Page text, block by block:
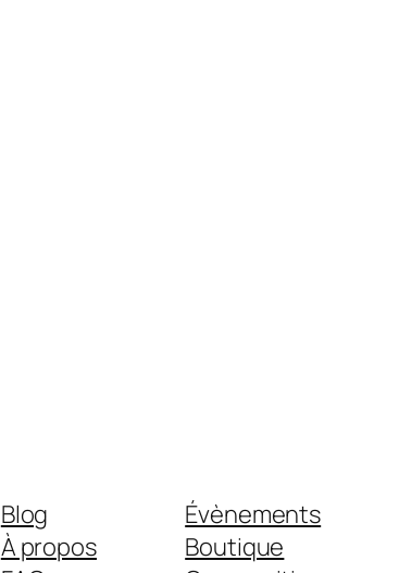
Blog
À propos
Évènements
Boutique